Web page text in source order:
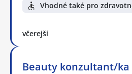
Vhodné také pro
včerejší
Beauty konzultant/ka